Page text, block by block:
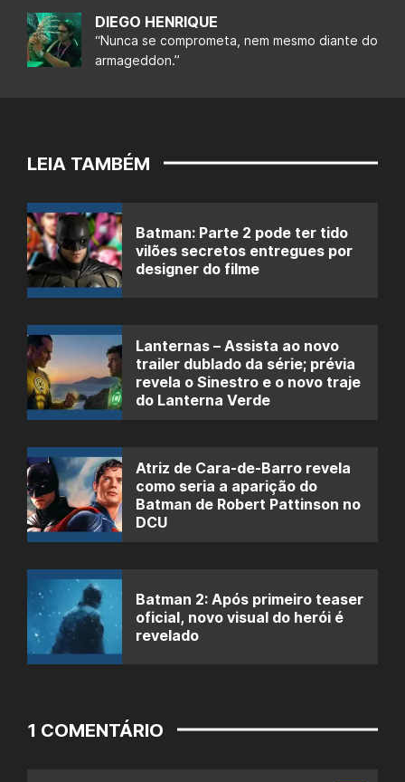
DIEGO HENRIQUE
“Nunca se comprometa, nem mesmo diante do
armageddon.”
LEIA TAMBÉM
Batman: Parte 2 pode ter tido
vilões secretos entregues por
designer do filme
Lanternas – Assista ao novo
trailer dublado da série; prévia
revela o Sinestro e o novo traje
do Lanterna Verde
Atriz de Cara-de-Barro revela
como seria a aparição do
Batman de Robert Pattinson no
DCU
Batman 2: Após primeiro teaser
oficial, novo visual do herói é
revelado
1 COMENTÁRIO